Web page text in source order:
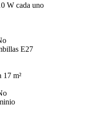
W cada uno
E27
17 m²